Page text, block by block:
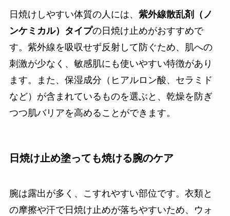
日焼けしやすい体質の人には、 紫外線散乱剤（ノ
ンケミカル）タイプの日焼け止めがおすすめで
す。紫外線を吸収せず反射して防ぐため、肌への
刺激が少なく、敏感肌にも使いやすい特徴があり
ます。また、保湿成分（ヒアルロン酸、セラミド
など）が含まれているものを選ぶと、乾燥を防ぎ
つつ肌バリアを高めることができます。
日焼け止め塗っても焼ける腕のケア
腕は露出が多く、こすれやすい部位です。衣類と
の摩擦や汗で日焼け止めが落ちやすいため、ウォ